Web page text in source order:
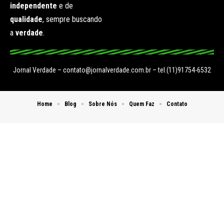
independente e de
qualidade, sempre buscando
a verdade.
Jornal Verdade – contato@jornalverdade.com.br – tel.(11)91754-6532
Home Blog Sobre Nós Quem Faz Contato